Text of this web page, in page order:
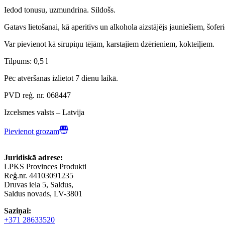
Iedod tonusu, uzmundrina. Sildošs.
Gatavs lietošanai, kā aperitīvs un alkohola aizstājējs jauniešiem,
Var pievienot kā sīrupiņu tējām, karstajiem dzērieniem, kokteiļiem.
Tilpums: 0,5 l
Pēc atvēršanas izlietot 7 dienu laikā.
PVD reģ. nr. 068447
Izcelsmes valsts – Latvija
Pievienot grozam
Juridiskā adrese:
LPKS Provinces Produkti
Reģ.nr. 44103091235
Druvas iela 5, Saldus,
Saldus novads, LV-3801
Saziņai:
+371 28633520